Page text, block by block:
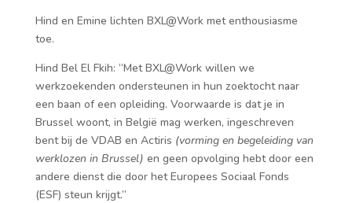
Hind en Emine lichten BXL@Work met enthousiasme
toe.
Hind Bel El Fkih: “Met BXL@Work willen we
werkzoekenden ondersteunen in hun zoektocht naar
een baan of een opleiding. Voorwaarde is dat je in
Brussel woont, in België mag werken, ingeschreven
bent bij de VDAB en Actiris (vorming en begeleiding van
werklozen in Brussel) en geen opvolging hebt door een
andere dienst die door het Europees Sociaal Fonds
(ESF) steun krijgt.”